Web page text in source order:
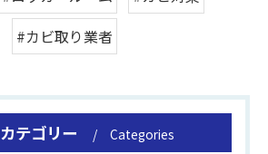
#カビ取り業者
カテゴリー Categories